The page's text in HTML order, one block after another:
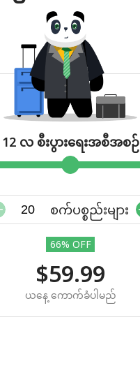
12 လ စီးပွားရေးအစီအစဉ်
စက်ပစ္စည်းများ
66% OFF
$59.99
ယနေ့ ကောက်ခံပါမည်